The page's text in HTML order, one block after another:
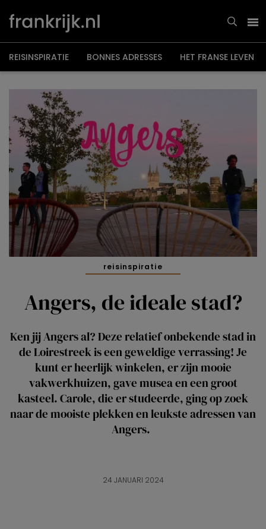
naar
inhoud
REISINSPIRATIE BONNES ADRESSES HET FRANSE LEVEN
reisinspiratie
Angers, de ideale stad?
Ken jij Angers al? Deze relatief onbekende stad in
de Loirestreek is een geweldige verrassing! Je
kunt er heerlijk winkelen, er zijn mooie
vakwerkhuizen, gave musea en een groot
kasteel. Carole, die er studeerde, ging op zoek
naar de mooiste plekken en leukste adressen van
Angers.
24 JANUARI 2024